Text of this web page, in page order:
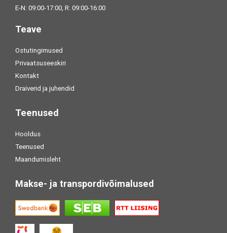
E-N: 09:00-17:00, R: 09:00-16:00
Teave
Ostutingimused
Privaatsuseeskiri
Kontakt
Draiverid ja juhendid
Teenused
Hooldus
Teenused
Maandumisleht
Makse- ja transpordivõimalused